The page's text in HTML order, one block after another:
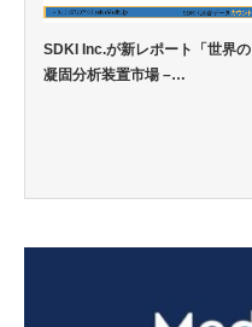
SDKI Inc.が新レポート「世界の
凝固分析装置市場 –…